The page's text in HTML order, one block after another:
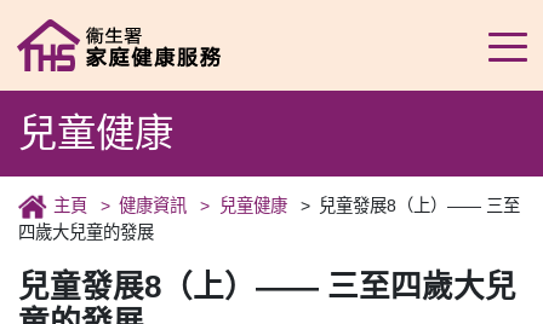
兒童健康
主頁 健康資訊 兒童健康
兒童發展8（上）—— 三至
四歲大兒童的發展
兒童發展8（上）—— 三至四歲大兒